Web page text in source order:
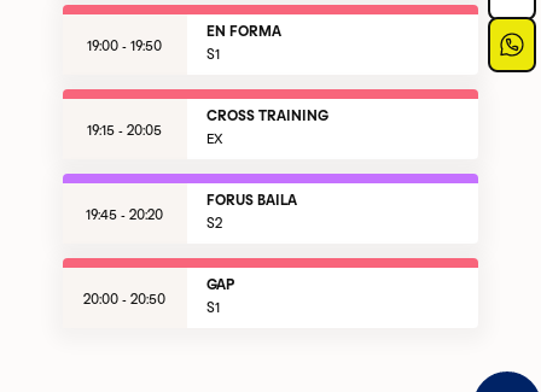
19:00 - 19:50
EN FORMA
S1
19:15 - 20:05
CROSS TRAINING
EX
19:45 - 20:20
FORUS BAILA
S2
20:00 - 20:50
GAP
S1